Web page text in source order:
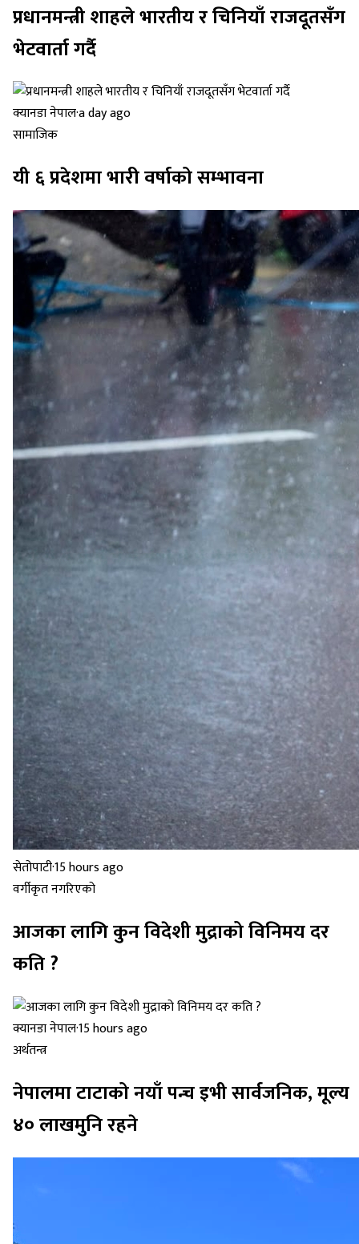
प्रधानमन्त्री शाहले भारतीय र चिनियाँ राजदूतसँग
भेटवार्ता गर्दै
क्यानडा नेपाल·a day ago
सामाजिक
यी ६ प्रदेशमा भारी वर्षाको सम्भावना
सेतोपाटी·15 hours ago
वर्गीकृत नगरिएको
आजका लागि कुन विदेशी मुद्राको विनिमय दर
कति ?
क्यानडा नेपाल·15 hours ago
अर्थतन्त्र
नेपालमा टाटाको नयाँ पन्च इभी सार्वजनिक, मूल्य
४० लाखमुनि रहने